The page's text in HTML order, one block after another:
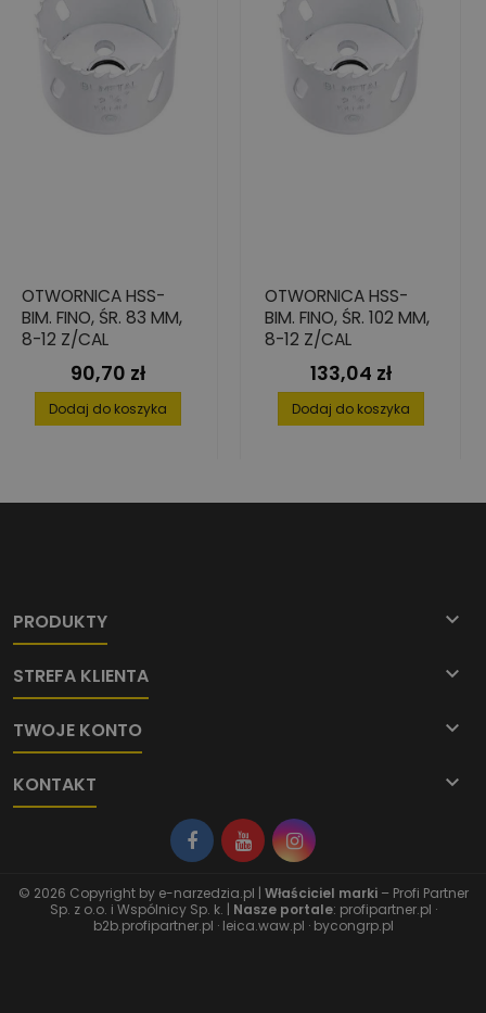
OTWORNICA HSS-
BIM. FINO, ŚR. 83 MM,
8-12 Z/CAL
Cena
90,70 zł
Dodaj do koszyka
OTWORNICA HSS-
BIM. FINO, ŚR. 102 MM,
8-12 Z/CAL
Cena
133,04 zł
Dodaj do koszyka
PRODUKTY 
STREFA KLIENTA 
TWOJE KONTO 
KONTAKT 
© 2026 Copyright by e-narzedzia.pl | Właściciel marki– Profi Partner
Sp. z o.o. i Wspólnicy Sp. k. | Nasze portale: profipartner.pl ·
b2b.profipartner.pl · leica.waw.pl · bycongrp.pl